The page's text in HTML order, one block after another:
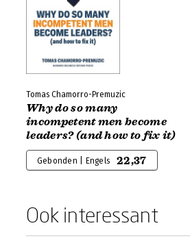
Tomas Chamorro-Premuzic
Why do so many
incompetent men become
leaders? (and how to fix it)
Gebonden | Engels 22,37
Ook interessant